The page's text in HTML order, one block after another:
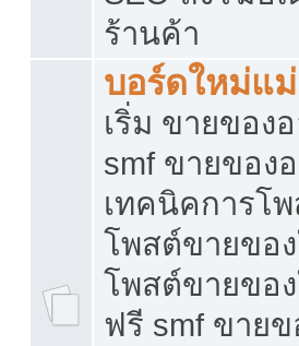
ร้านค้า
บอร์ดใหม่แ
เริ่ม ขายของ
smf ขายของ
เทคนิคการโ
โพสต์ขายขอ
โพสต์ขายขอ
ฟรี smf ขาย